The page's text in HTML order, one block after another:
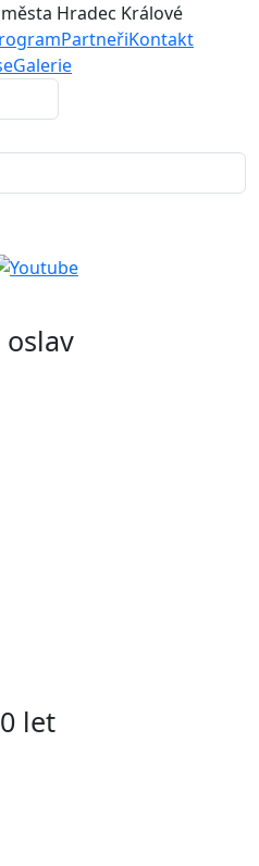
Hradec Králové
PartneřiKontakt
Galerie
oslav
let